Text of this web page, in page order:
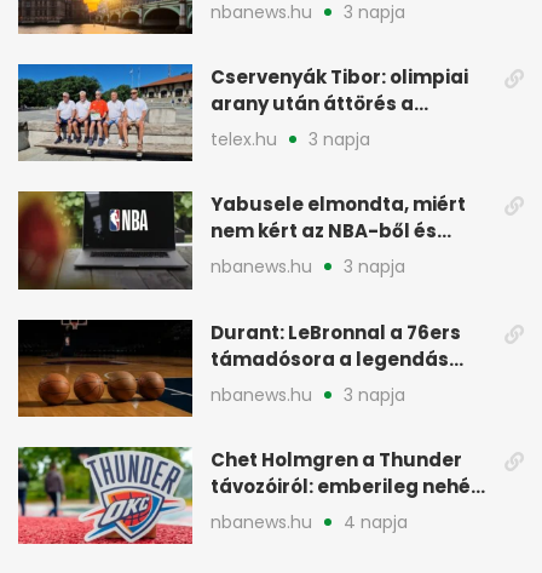
nbanews.hu 3 napja
Cservenyák Tibor: olimpiai
arany után áttörés a
rákkutatásban
telex.hu 3 napja
Yabusele elmondta, miért
nem kért az NBA-ből és
miért jött Európába
nbanews.hu 3 napja
Durant: LeBronnal a 76ers
támadósora a legendás
Warriorsra emlékeztet
nbanews.hu 3 napja
Chet Holmgren a Thunder
távozóiról: emberileg nehéz,
de bízik
nbanews.hu 4 napja